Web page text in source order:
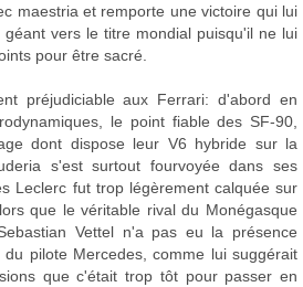
maestria et remporte une victoire qui lui
vers le titre mondial puisqu'il ne lui
pour être sacré.
préjudiciable aux Ferrari: d'abord en
le point fiable des SF-90,
dont dispose leur V6 hybride sur la
s'est surtout fourvoyée dans ses
Leclerc fut trop légèrement calquée sur
que le véritable rival du Monégasque
Vettel n'a pas eu la présence
pilote Mercedes, comme lui suggérait
que c'était trop tôt pour passer en